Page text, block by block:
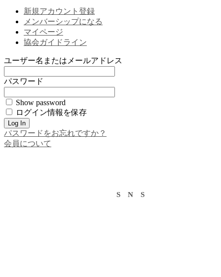
新規アカウント登録
メンバーシップになる
マイページ
協会ガイドライン
ユーザー名またはメールアドレス
パスワード
Show password
ログイン情報を保存
パスワードをお忘れですか？
会員について
S N S